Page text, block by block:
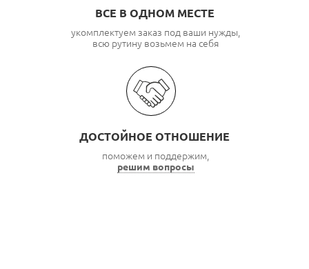
ВСЕ В ОДНОМ МЕСТЕ
укомплектуем заказ под ваши нужды,
всю рутину возьмем на себя
ДОСТОЙНОЕ ОТНОШЕНИЕ
поможем и поддержим,
решим вопросы